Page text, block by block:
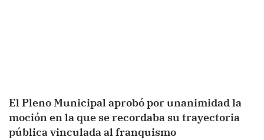
El Pleno Municipal aprobó por unanimidad la
moción en la que se recordaba su trayectoria
pública vinculada al franquismo